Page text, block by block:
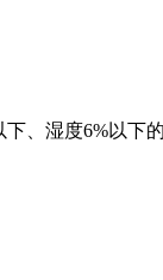
、湿度6%以下